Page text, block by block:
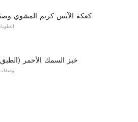
كعكة الآيس كريم المشوي
خبز السمك الأحمر